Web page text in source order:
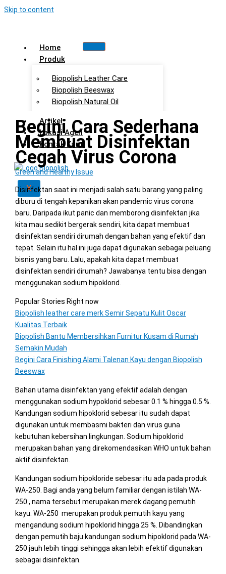
Skip to content
Home
Produk
Biopolish Leather Care
Biopolish Beeswax
Biopolish Natural Oil
Artikel
Lokasi Agen
Kontak Kami
X
Begini Cara Sederhana
Membuat Disinfektan
Cegah Virus Corona
Green and Healthy Issue
Disinfektan saat ini menjadi salah satu barang yang paling
diburu di tengah kepanikan akan pandemic virus corona
baru. Daripada ikut panic dan memborong disinfektan jika
kita mau sedikit bergerak sendiri, kita dapat membuat
disinfektan sendiri dirumah dengan bahan yang efektif dan
tepat. Selain itu hal ini juga dapat digunakan sebagai peluang
bisnis yang baru. Lalu, apakah kita dapat membuat
disinfektan sendiri dirumah? Jawabanya tentu bisa dengan
menggunakan sodium hipoklorid.
Popular Stories Right now
Biopolish leather care merk Semir Sepatu Kulit Oscar
Kualitas Terbaik
Biopolish Bantu Membersihkan Furnitur Kusam di Rumah
Semakin Mudah
Begini Cara Finishing Alami Talenan Kayu dengan Biopolish
Beeswax
Bahan utama disinfektan yang efektif adalah dengan
menggunakan sodium hypoklorid sebesar 0.1 % hingga 0.5 %.
Kandungan sodium hipoklorid sebesar itu sudah dapat
digunakan untuk membasmi bakteri dan virus guna
kebutuhan kebersihan lingkungan. Sodium hipoklorid
merupakan bahan yang direkomendasikan WHO untuk bahan
aktif disinfektan.
Kandungan sodium hipokloride sebesar itu ada pada produk
WA-250. Bagi anda yang belum familiar dengan istilah WA-
250 , nama tersebut merupakan merek dagang pemutih
kayu. WA-250 merupakan produk pemutih kayu yang
mengandung sodium hipoklorid hingga 25 %. Dibandingkan
dengan pemutih baju kandungan sodium hipoklorid pada WA-
250 jauh lebih tinggi sehingga akan lebih efektif digunakan
sebagai disinfektan.